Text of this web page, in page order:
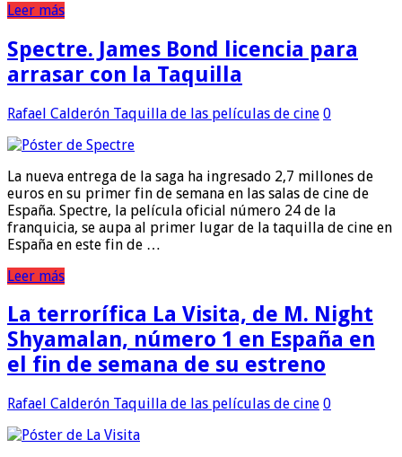
Leer más
Spectre. James Bond licencia para
arrasar con la Taquilla
Rafael Calderón Taquilla de las películas de cine 0
La nueva entrega de la saga ha ingresado 2,7 millones de
euros en su primer fin de semana en las salas de cine de
España. Spectre, la película oficial número 24 de la
franquicia, se aupa al primer lugar de la taquilla de cine en
España en este fin de …
Leer más
La terrorífica La Visita, de M. Night
Shyamalan, número 1 en España en
el fin de semana de su estreno
Rafael Calderón Taquilla de las películas de cine 0